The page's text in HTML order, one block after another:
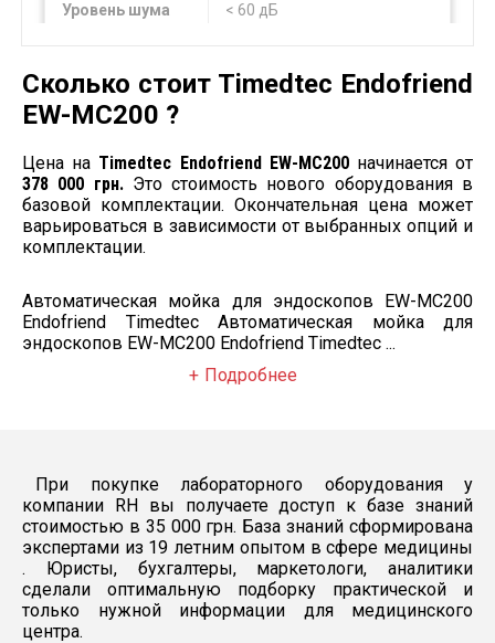
Уровень шума
< 60 дБ
Оптимизация
расхода
раствора
Монтаж
Установка на пол,
использование в
стерилизационных и
эндоскопических кабинетах
Сколько стоит Timedtec Endofriend
EW-MC200 ?
Цена на Timedtec Endofriend EW-MC200начинается от
378 000 грн.Это стоимость нового оборудования в
базовой комплектации. Окончательная цена может
варьироваться в зависимости от выбранных опций и
комплектации.
Автоматическая мойка для эндоскопов EW-MC200
Endofriend Timedtec Автоматическая мойка для
эндоскопов EW-MC200 Endofriend Timedtec ...
Подробнее
При покупке лабораторного оборудования у
компании RH вы получаете доступ к базе знаний
стоимостью в 35 000 грн. База знаний сформирована
экспертами из 19 летним опытом в сфере медицины
. Юристы, бухгалтеры, маркетологи, аналитики
сделали оптимальную подборку практической и
только нужной информации для медицинского
центра.